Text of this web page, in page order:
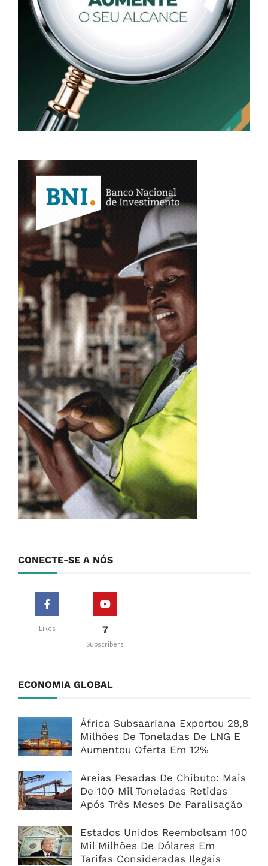
CONECTE-SE A NÓS
Likes 7
Subscribers
ECONOMIA GLOBAL
África Subsaariana Exportou 28,8
Milhões De Toneladas De LNG E
Aumentou Oferta Em 12%
Areias Pesadas De Chibuto: Mais
De 100 Mil Toneladas Retidas
Após Três Meses De Paralisação
Estados Unidos Reembolsam 100
Mil Milhões De Dólares Em
Tarifas Consideradas Ilegais